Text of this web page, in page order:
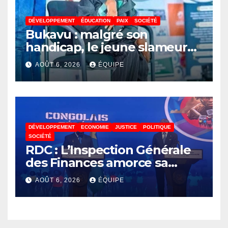
DÉVELOPPEMENT ÉDUCATION PAIX SOCIÉTÉ
Bukavu : malgré son
handicap, le jeune slameur
Akonkwa Kenyata Bernard
lance un appel à la solidarité
pour poursuivre ses études
AOÛT 6, 2026 ÉQUIPE
DÉVELOPPEMENT ECONOMIE JUSTICE
POLITIQUE
SOCIÉTÉ
RDC : L’Inspection Générale
des Finances amorce sa
révolution numérique pour
un contrôle permanent des
finances publiques
AOÛT 6, 2026 ÉQUIPE